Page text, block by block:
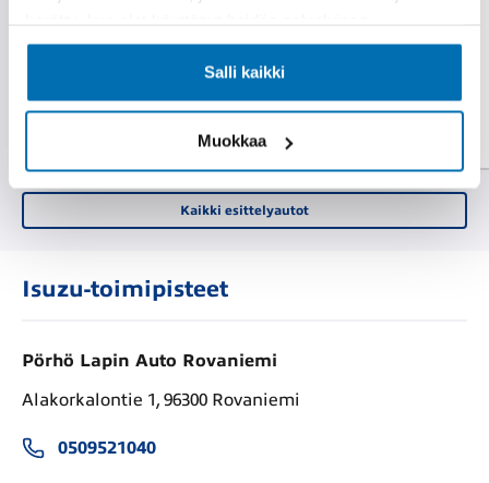
Salli kaikki
Muokkaa
640 €/kk
Kaikki esittelyautot
Isuzu-toimipisteet
Pörhö Lapin Auto Rovaniemi
Alakorkalontie 1, 96300 Rovaniemi
0509521040